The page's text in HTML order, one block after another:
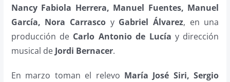
Nancy Fabiola Herrera, Manuel Fuentes, Manuel
García, Nora Carrasco yGabriel Álvarez, en una
producción de Carlo Antonio de Lucía y dirección
musical de Jordi Bernacer.
En marzo toman el relevo María José Siri, Sergio